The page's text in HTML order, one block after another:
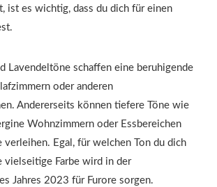
ist es wichtig, dass du dich für einen
Lavendeltöne schaffen eine beruhigende
oder anderen
Andererseits können tiefere Töne wie
Wohnzimmern oder Essbereichen
verleihen. Egal, für welchen Ton du dich
vielseitige Farbe wird in der
Jahres 2023 für Furore sorgen.